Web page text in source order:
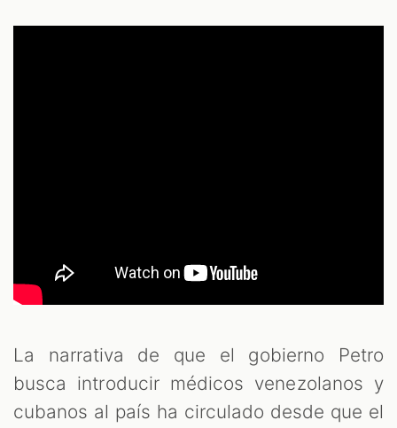
La narrativa de que el gobierno Petro
busca introducir médicos venezolanos y
cubanos al país ha circulado desde que el